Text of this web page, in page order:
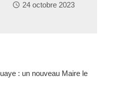
24 octobre 2023
: un nouveau Maire le